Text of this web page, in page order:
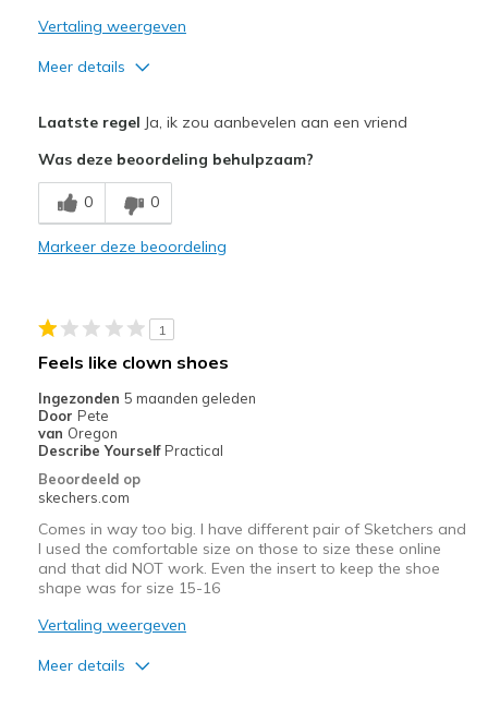
Vertaling weergeven
Meer details
Comfortable
Durable
Casual Wear
Width
Sizing
Feels true to size
View On Shoes
Laatste regel Ja, ik zou aanbevelen aan een vriend
Was deze beoordeling behulpzaam?
0 0
Markeer deze beoordeling
1
Feels like clown shoes
Ingezonden 5 maanden geleden
Door Pete
van Oregon
Describe Yourself Practical
Beoordeeld op
skechers.com
Comes in way too big. I have different pair of Sketchers and
I used the comfortable size on those to size these online
and that did NOT work. Even the insert to keep the shoe
shape was for size 15-16
Vertaling weergeven
Meer details